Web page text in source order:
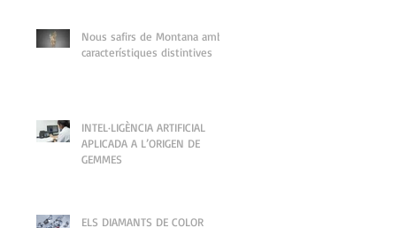
Nous safirs de Montana amb
característiques distintives
INTEL·LIGÈNCIA ARTIFICIAL
APLICADA A L’ORIGEN DE
GEMMES
ELS DIAMANTS DE COLOR